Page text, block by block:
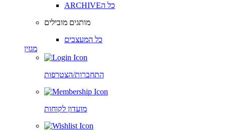
ARCHIVEכל ה
מותגים מובילים
כל המעצבים
מגזין
התחברות/הצטרפות
מועדון לקוחות